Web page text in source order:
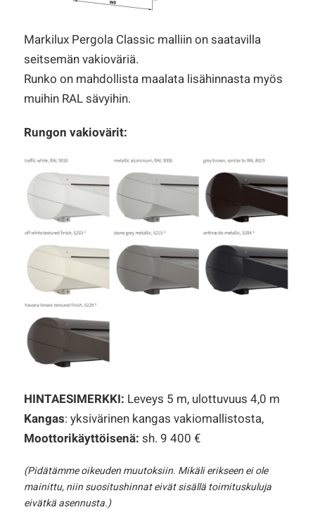
Markilux Pergola Classic malliin on saatavilla
seitsemän vakioväriä.
Runko on mahdollista maalata lisähinnasta myös
muihin RAL sävyihin.
Rungon vakiovärit:
HINTAESIMERKKI: Leveys 5 m, ulottuvuus 4,0 m
Kangas: yksivärinen kangas vakiomallistosta,
Moottorikäyttöisenä: sh. 9 400 €
(Pidätämme oikeuden muutoksiin. Mikäli erikseen ei ole
mainittu, niin suositushinnat eivät sisällä toimituskuluja
eivätkä asennusta.)